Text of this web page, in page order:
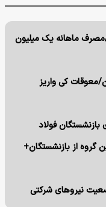
مصرف ماهانه یک میلیون
معوقات کی واریز
بازنشستگان فولاد
از بازنشستگان+
نیروهای شرکتی